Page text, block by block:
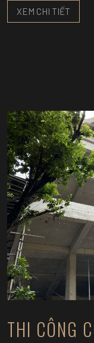
XEM CHI TIẾT
THI CÔNG